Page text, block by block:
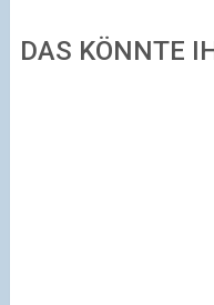
DAS KÖNNTE